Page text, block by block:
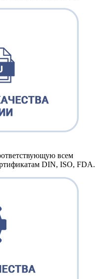
всем
DIN, ISO, FDA.